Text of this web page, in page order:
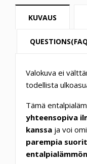
KUVAUS
Valokuva ei
todellista
Tämä
yhteensopiva
kanssa ja voi
parempia